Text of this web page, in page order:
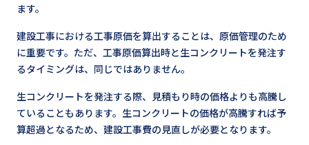
ます。
建設工事における工事原価を算出することは、原価管理のため
に重要です。ただ、工事原価算出時と生コンクリートを発注す
るタイミングは、同じではありません。
生コンクリートを発注する際、見積もり時の価格よりも高騰し
ていることもあります。生コンクリートの価格が高騰すれば予
算超過となるため、建設工事費の見直しが必要となります。